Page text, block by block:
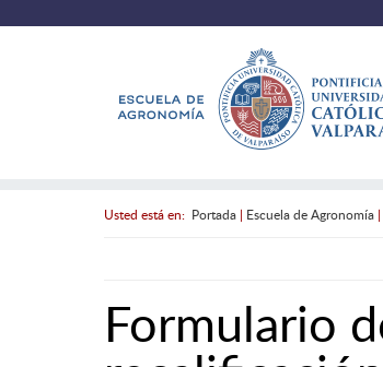
Usted está en: Portada| Escuela de Agronomía|
Formulario